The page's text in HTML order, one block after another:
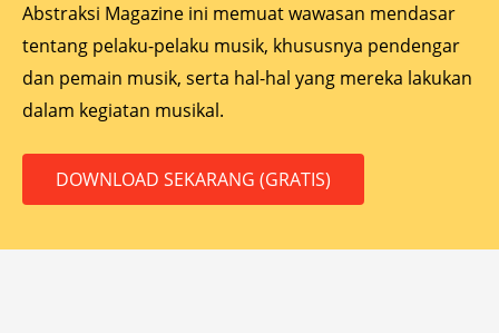
Abstraksi Magazine ini memuat wawasan mendasar
tentang pelaku-pelaku musik, khususnya pendengar
dan pemain musik, serta hal-hal yang mereka lakukan
dalam kegiatan musikal.
DOWNLOAD SEKARANG (GRATIS)